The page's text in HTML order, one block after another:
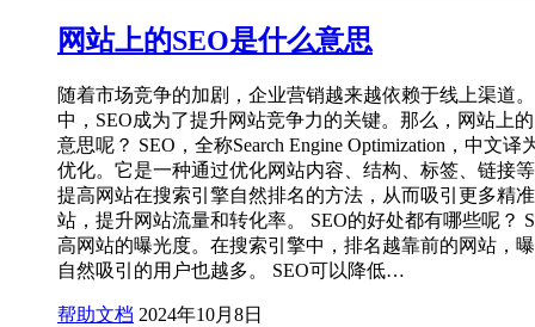
网站上的SEO是什么意思
随着市场竞争的加剧，企业营销越来越依赖于线上渠道
中，SEO成为了提升网站竞争力的关键。那么，网站上
意思呢？ SEO，全称Search Engine Optimization，中文译
优化。它是一种通过优化网站内容、结构、标签、链接
提高网站在搜索引擎自然排名的方法，从而吸引更多精
站，提升网站流量和转化率。 SEO的好处都有哪些呢？
高网站的曝光度。在搜索引擎中，排名越靠前的网站，
自然吸引的用户也越多。 SEO可以降低…
帮助文档 2024年10月8日